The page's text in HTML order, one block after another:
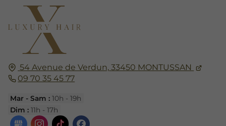
54 Avenue de Verdun, 33450 MONTUSSAN
09 70 35 45 77
Mar - Sam : 10h - 19h
Dim : 11h - 17h